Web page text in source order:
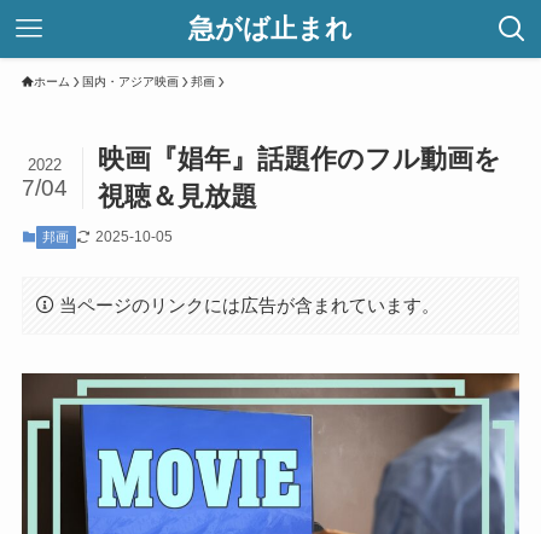
急がば止まれ
ホーム 国内・アジア映画 邦画
映画『娼年』話題作のフル動画を
視聴＆見放題
2022
7/04
邦画 2025-10-05
当ページのリンクには広告が含まれています。